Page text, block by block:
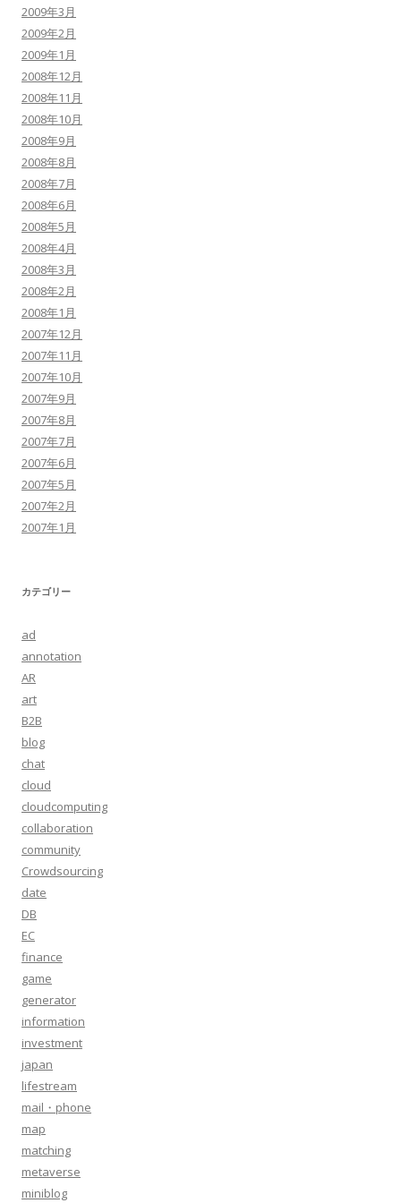
2009年3月
2009年2月
2009年1月
2008年12月
2008年11月
2008年10月
2008年9月
2008年8月
2008年7月
2008年6月
2008年5月
2008年4月
2008年3月
2008年2月
2008年1月
2007年12月
2007年11月
2007年10月
2007年9月
2007年8月
2007年7月
2007年6月
2007年5月
2007年2月
2007年1月
カテゴリー
ad
annotation
AR
art
B2B
blog
chat
cloud
cloudcomputing
collaboration
community
Crowdsourcing
date
DB
EC
finance
game
generator
information
investment
japan
lifestream
mail・phone
map
matching
metaverse
miniblog